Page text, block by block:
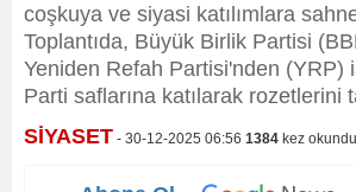
coşkuya ve siyasi katılımlara
Toplantıda, Büyük Birlik Partisi
Yeniden Refah Partisi'nden (YRP)
Parti saflarına katılarak rozetlerini
SİYASET - 30-12-2025 06:56 1384 kez